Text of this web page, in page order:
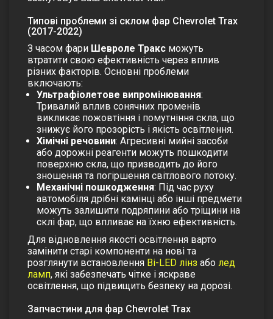
Типові проблеми зі склом фар Chevrolet Trax
(2017-2022)
З часом фари Шевроле Тракс можуть
втратити свою ефективність через вплив
різних факторів. Основні проблеми
включають:
Ультрафіолетове випромінювання:
Тривалий вплив сонячних променів
викликає пожовтіння і помутніння скла, що
знижує його прозорість і якість освітлення.
Хімічні речовини: Агресивні мийні засоби
або дорожні реагенти можуть пошкодити
поверхню скла, що призводить до його
зношення та погіршення світлового потоку.
Механічні пошкодження: Під час руху
автомобіля дрібні камінці або інші предмети
можуть залишити подряпини або тріщини на
склі фар, що впливає на їхню ефективність.
Для відновлення якості освітлення варто
замінити старі компоненти на нові та
розглянути встановлення Bi-LED лінз або лед
ламп, які забезпечать чітке і яскраве
освітлення, що підвищить безпеку на дорозі.
Запчастини для фар Chevrolet Trax